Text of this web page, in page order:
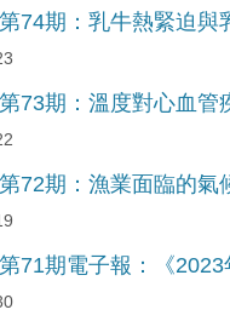
74期：乳牛熱緊迫
73期：溫度對心血管
72期：漁業面臨的氣
71期電子報：《